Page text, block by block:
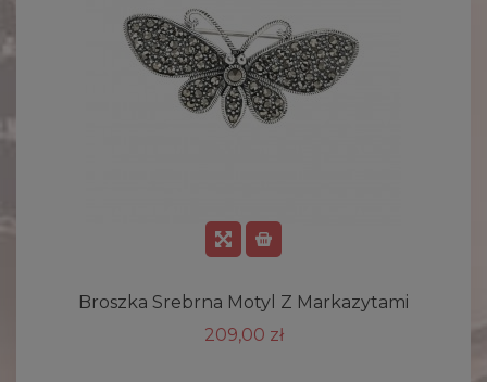
Broszka Srebrna Motyl Z Markazytami
209,00 zł